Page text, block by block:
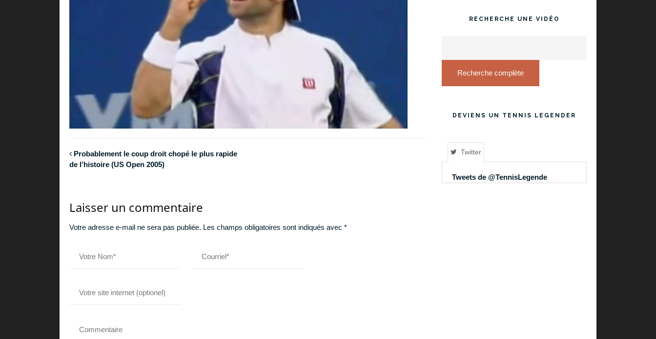
Probablement le coup droit chopé le plus rapide
de l’histoire (US Open 2005)
Laisser un commentaire
Votre adresse e-mail ne sera pas publiée. Les champs obligatoires sont indiqués avec *
RECHERCHE UNE VIDÉO
Recherche complète
DEVIENS UN TENNIS LEGENDER
Twitter
Tweets de @TennisLegende